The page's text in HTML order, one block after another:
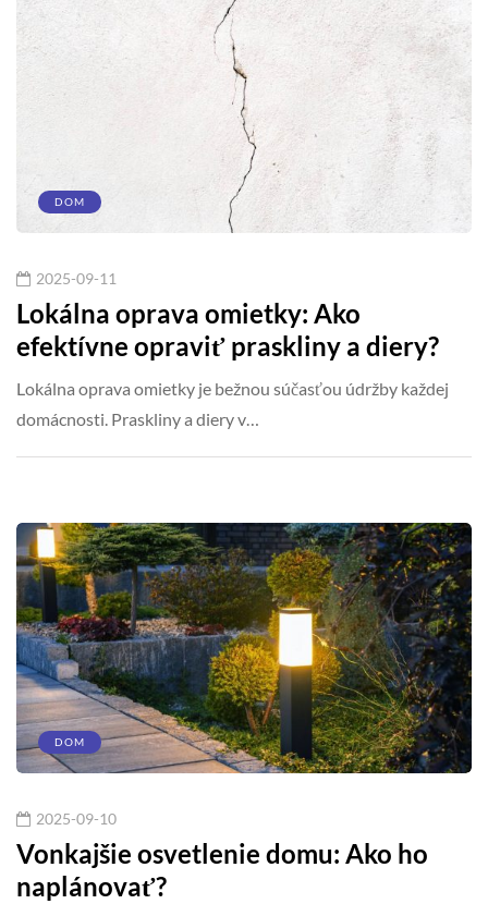
DOM
2025-09-11
Lokálna oprava omietky: Ako
efektívne opraviť praskliny a diery?
Lokálna oprava omietky je bežnou súčasťou údržby každej
domácnosti. Praskliny a diery v…
DOM
2025-09-10
Vonkajšie osvetlenie domu: Ako ho
naplánovať?